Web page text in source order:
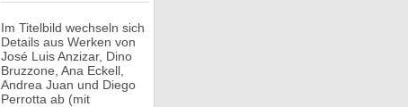
Im Titelbild wechseln sich
Details aus Werken von
José Luis Anzizar, Dino
Bruzzone, Ana Eckell,
Andrea Juan und Diego
Perrotta ab (mit